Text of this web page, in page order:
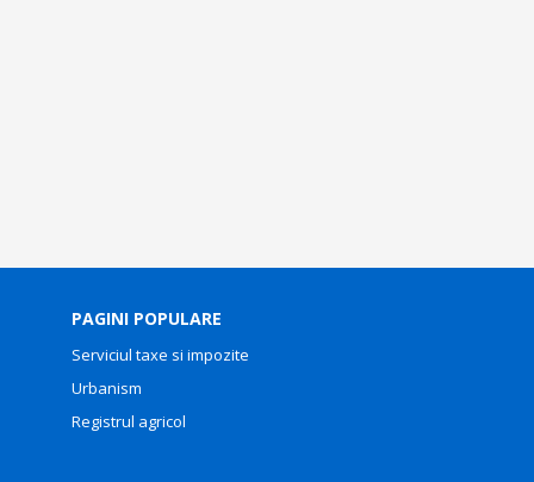
PAGINI POPULARE
Serviciul taxe si impozite
Urbanism
Registrul agricol